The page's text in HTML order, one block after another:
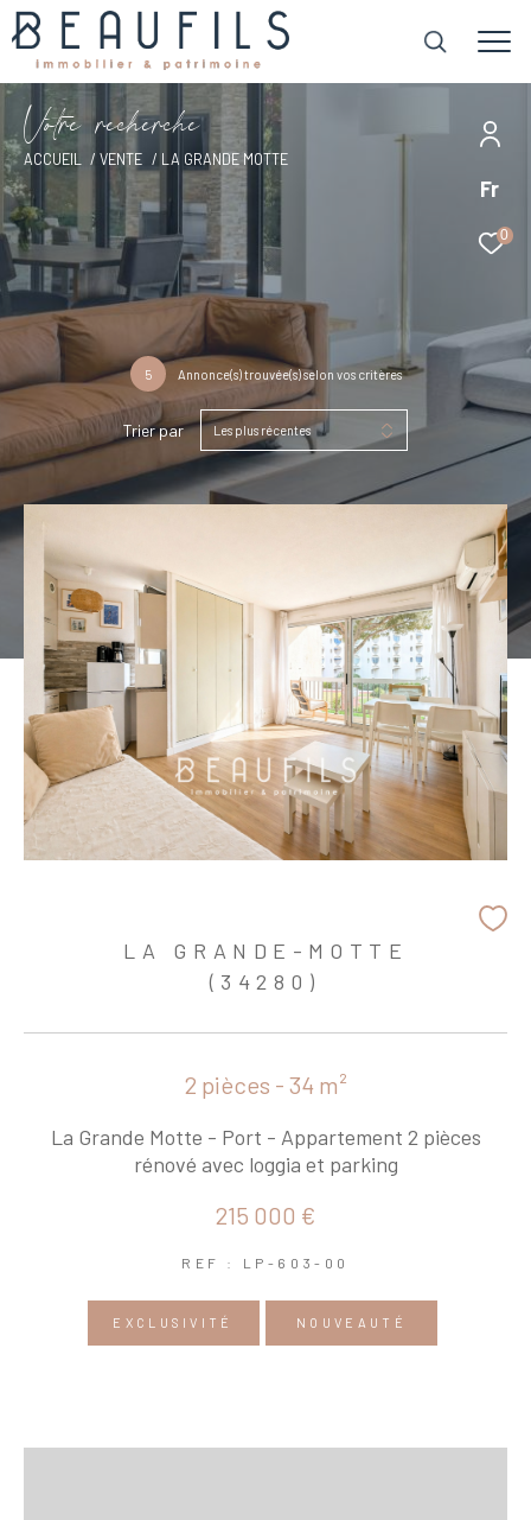
Fr
0
Votre recherche
ACCUEIL VENTE LA GRANDE MOTTE
5 Annonce(s) trouvée(s) selon vos critères
Trier par Les plus récentes
LA GRANDE-MOTTE
(34280)
2 pièces - 34 m²
La Grande Motte - Port - Appartement 2 pièces
rénové avec loggia et parking
215 000 €
REF : LP-603-00
EXCLUSIVITÉ NOUVEAUTÉ